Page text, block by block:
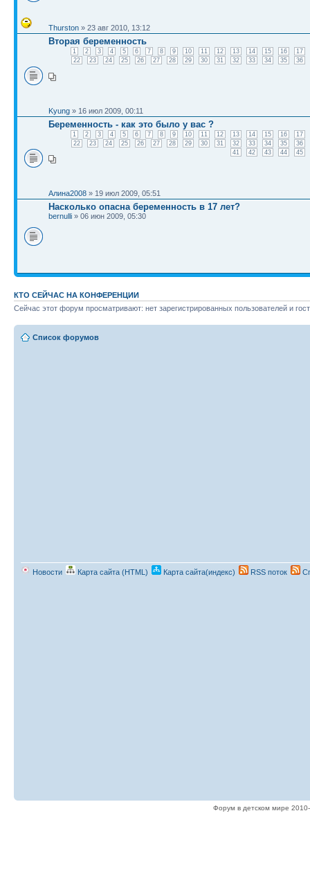
Thurston » 23 авг 2010, 13:12
Вторая беременность
1 2 3 4 5 6 7 8 9 10 11 12 13 14 15 16
17
22
23 24 25 26 27 28 29 30 31 32 33 34 35 36
Kyung » 16 июл 2009, 00:11
Беременность - как это было у вас ?
1 2 3 4 5 6 7 8 9 10 11 12 13 14 15 16
17
22
23 24 25 26 27 28 29 30 31 32 33 34 35
36
41
42 43 44 45
Алина2008 » 19 июл 2009, 05:51
Насколько опасна беременность в 17 лет?
bernulli » 06 июн 2009, 05:30
КТО СЕЙЧАС НА КОНФЕРЕНЦИИ
Сейчас этот форум просматривают: нет зарегистрированных пользователей и
Список форумов
Новости Карта сайта (HTML) Карта сайта(индекс) RSS поток
Форум в детском мире